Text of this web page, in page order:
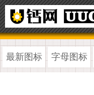
最新图标 字母图标